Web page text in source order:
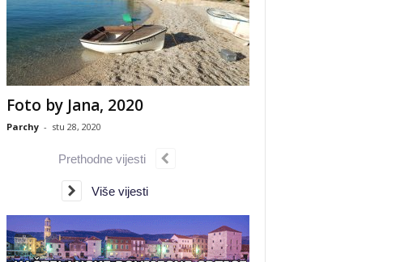
Foto by Jana, 2020
Parchy - stu 28, 2020
Prethodne vijesti
Više vijesti